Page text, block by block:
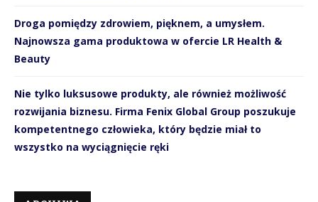
Droga pomiędzy zdrowiem, pięknem, a umysłem.
Najnowsza gama produktowa w ofercie LR Health &
Beauty
Nie tylko luksusowe produkty, ale również możliwość
rozwijania biznesu. Firma Fenix Global Group poszukuje
kompetentnego człowieka, który będzie miał to
wszystko na wyciągnięcie ręki